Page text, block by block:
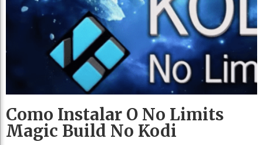
Como Instalar O No Limits
Magic Build No Kodi